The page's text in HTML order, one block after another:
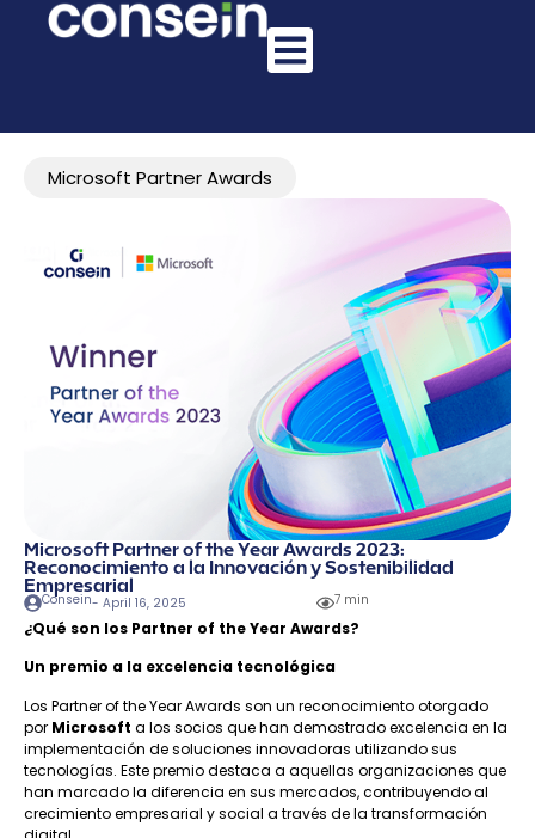
Microsoft Partner Awards
Microsoft Partner of the Year Awards 2023:
Reconocimiento a la Innovación y Sostenibilidad
Empresarial
Consein- April 16, 2025 7 min
¿Qué son los Partner of the Year Awards?
Un premio a la excelencia tecnológica
Los Partner of the Year Awards son un reconocimiento otorgado
por Microsoft a los socios que han demostrado excelencia en la
implementación de soluciones innovadoras utilizando sus
tecnologías. Este premio destaca a aquellas organizaciones que
han marcado la diferencia en sus mercados, contribuyendo al
crecimiento empresarial y social a través de la transformación